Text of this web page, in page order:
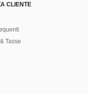
CLIENTE
Tasse